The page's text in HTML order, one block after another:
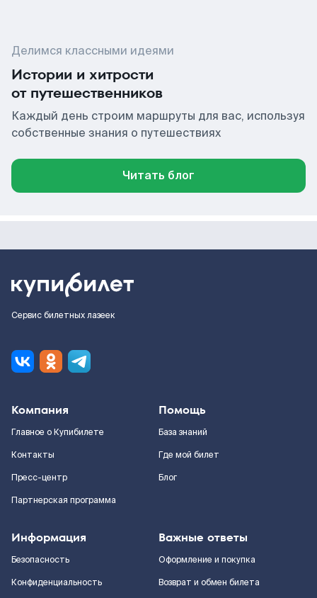
Делимся классными идеями
Истории и хитрости
от путешественников
Каждый день строим маршруты для вас, используя
собственные знания о путешествиях
Читать блог
Сервис билетных лазеек
Компания
Главное о Купибилете
Контакты
Пресс-центр
Партнерская программа
Помощь
База знаний
Где мой билет
Блог
Информация
Безопасность
Конфиденциальность
Важные ответы
Оформление и покупка
Возврат и обмен билета